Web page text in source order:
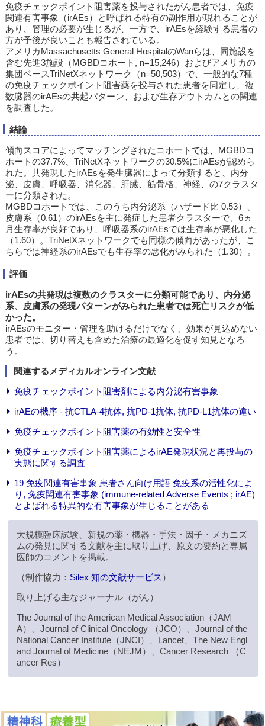
免疫チェックポイント阻害薬を投与されたがん患者では、免疫
関連有害事象（irAEs）と呼ばれる特有の副作用が現れることが
あり、管理の必要が生じるが、一方で、irAEsを経験する患者の
方が予後が良いことも報告されている。
アメリカMassachusetts General HospitalのWanらは、同施設を
含む先進3施設（MGBDコホート, n=15,246）およびアメリカの
集団ベースTriNetXネットワーク（n=50,503）で、一般的な7種
の免疫チェックポイント阻害薬を投与された患者を同定し、複
数臓器のirAEsの共起パターン、および生存アウトカムとの関連
を調査した。
結論
傾向スコアによってマッチングされたコホートでは、MGBDコ
ホートの37.7%、TriNetXネットワークの30.5%にirAEsが認めら
れた。共発現したirAEsを発生臓器によって分類すると、内分
泌、皮膚、呼吸器、消化器、肝臓、筋骨格、神経、の7クラスタ
ーに分類された。
MGBDコホートでは、このうち内分泌系（ハザード比 0.53）、
皮膚系（0.61）のirAEsを主に発症した患者クラスターで、6ヵ
月生存率が良好であり、呼吸器系のirAEsでは生存率が悪化した
（1.60）。TriNetXネットワークでも同様の傾向があったが、こ
ちらでは神経系のirAEsでも生存率の悪化がみられた（1.30）。
評価
irAEsの共発現は複数のクラスターに分類可能であり、内分泌
系、皮膚系の発現パターンがみられた患者では死亡リスクが低
かった。
irAEsのモニター・管理を助けるだけでなく、効果が見込めない
患者では、切り替えも含めた治療の最適化を促す知見となろ
う。
関連するメディカルオンライン文献
免疫チェックポイント阻害剤による内分泌有害事象
irAEの機序 - 抗CTLA-4抗体, 抗PD-1抗体, 抗PD-L1抗体の違い
免疫チェックポイント阻害薬の有効性と安全性
免疫チェックポイント阻害薬によるirAE発現状況と再投与の
実態に関する調査
19 免疫関連有害事象 患者さん向け用語 免疫系の活性化によ
り, 免疫関連有害事象 (immune-related Adverse Events ; irAE)
とよばれる特異的な有害事象が生じることがある
大規模臨床試験、新規の薬・機器・手法・因子・メカニズ
ムの発見に関する文献を主に取り上げ、原文の要約と専属
医師のコメントを掲載。
（制作協力： Silex 知の文献サービス ）
取り上げる主なジャーナル（がん）
The Journal of the American Medical Association（JAM
A）、Journal of Clinical Oncology （JCO）、Journal of the
National Cancer Institute（JNCI）、Lancet、The New Engl
and Journal of Medicine（NEJM）、Cancer Research （C
ancer Res）